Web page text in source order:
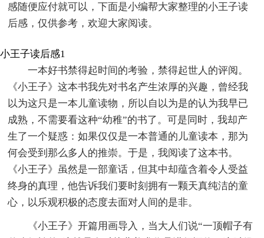
感随便应付就可以，下面是小编帮大家整理的小王子读
后感，仅供参考，欢迎大家阅读。
小王子读后感1
一本好书禁得起时间的考验，禁得起世人的评阅。
《小王子》这本书我先对书名产生浓厚的兴趣，曾经我
以为这只是一本儿童读物，所以自以为是的认为我早已
成熟，不需要看这种“幼稚”的书了。可是同时，我却产
生了一个疑惑：如果仅仅是一本普通的儿童读本，那为
何会受到那么多人的推崇。于是，我阅读了这本书。
《小王子》虽然是一部童话，但其中却蕴含着令人受益
终身的真理，他告诉我们要时刻拥有一颗天真纯洁的童
心，以乐观积极的态度去面对人间的是非。
《小王子》开篇用画导入，当大人们说“一顶帽子有